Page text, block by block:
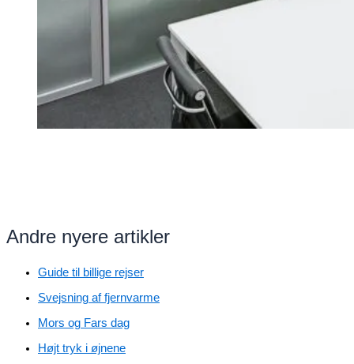
Andre nyere artikler
Guide til billige rejser
Svejsning af fjernvarme
Mors og Fars dag
Højt tryk i øjnene